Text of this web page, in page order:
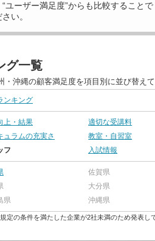
ユーザー満足度”からも比較することで
い。
グ一覧
沖縄の顧客満足度を項目別に並び替え
ンキング
上・結果 適切な受講料
ュラムの充実さ
教室・自習室
フ
入試情報
佐賀県
大分県
県
沖縄県
定の条件を満たした企業が2社未満のため発表し